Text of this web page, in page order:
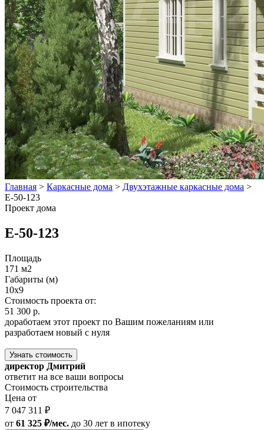
Главная > Каркасные дома > Двухэтажные каркасные дома >
E-50-123
Проект дома
E-50-123
Площадь
171 м2
Габариты (м)
10x9
Стоимость проекта от:
51 300 р.
доработаем этот проект по Вашим пожеланиям или
разработаем новый с нуля
Узнать стоимость
директор Дмитрий
ответит на все ваши вопросы
Стоимость строительства
Цена от
7 047 311 ₽
от 61 325 ₽/мес. до 30 лет в ипотеку